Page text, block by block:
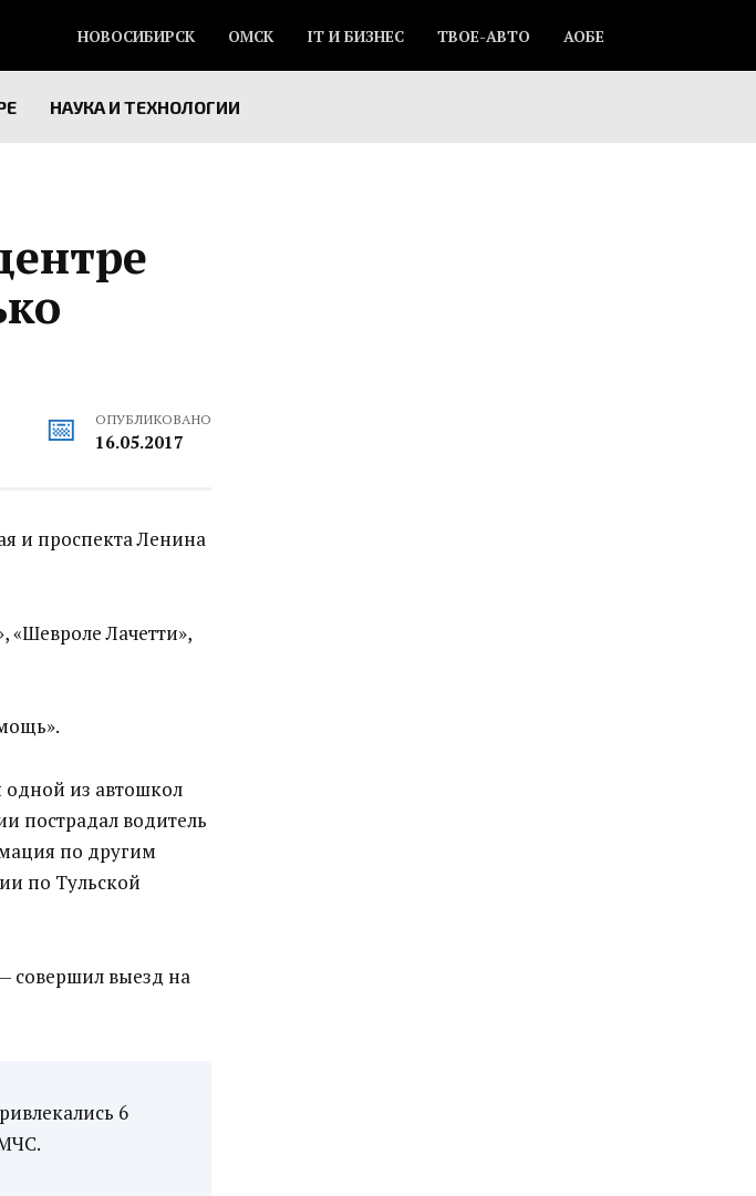
НОВОСИБИРСК ОМСК IT И БИЗНЕС ТВОЕ-АВТО АОБЕ
НАУКА И ТЕХНОЛОГИИ
ОПУБЛИКОВАНО
16.05.2017
и проспекта Ленина
«Шевроле Лачетти»,
из автошкол
пострадал водитель
по другим
по Тульской
совершил выезд на
6